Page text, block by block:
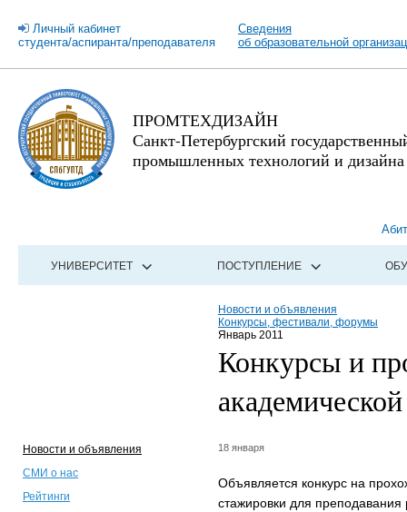
Личный кабинет
студента/аспиранта/преподавателя
Сведения
об образовательной
ПРОМТЕХДИЗАЙН
Санкт-Петербургский
промышленных технологий и дизайна
УНИВЕРСИТЕТ ПОСТУПЛЕНИЕ
Новости и объявления
Конкурсы, фестивали, форумы
Январь 2011
Конкурсы и
Новости и объявления
СМИ о нас
Рейтинги
18 января
Объявляется конкурс на
стажировки для преподавания